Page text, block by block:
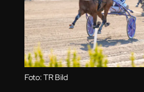
Foto: TR Bild